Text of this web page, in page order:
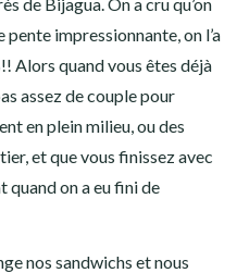
impressionnante, on l’a
Alors quand vous êtes déjà
assez de couple pour
en plein milieu, ou des
et que vous finissez avec
on a eu fini de
nos sandwichs et nous